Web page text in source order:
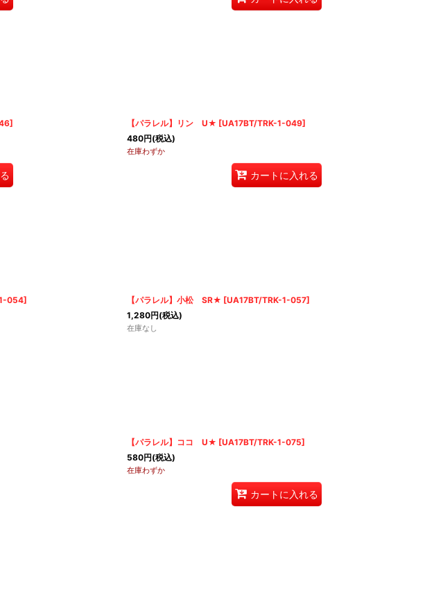
]
【パラレル】リン U★ [UA17BT/TRK-1-049]
480円(税込)
在庫わずか
カートに入れる
054]
【パラレル】小松 SR★ [UA17BT/TRK-1-057]
1,280円(税込)
在庫なし
【パラレル】ココ U★ [UA17BT/TRK-1-075]
580円(税込)
在庫わずか
カートに入れる